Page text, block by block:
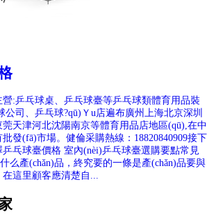
:乒乓球桌、乒乓球臺等乒乓球類體育用品裝
公司、乒乓球?qū)Ｙu店遍布廣州上海北京深圳
天津河北沈陽南京等體育用品店地區(qū),在中
(fā)市場。健倫采購熱線：18820840909接下
乓球臺價格 室內(nèi)乒乓球臺選購要點常見
產(chǎn)品，終究要的一條是產(chǎn)品要與
在這里顧客應清楚自...